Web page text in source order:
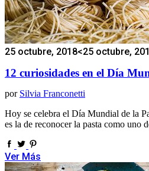
25 octubre, 2018<25 octubre,
12 curiosidades en el Día
por Silvia Franconetti
Hoy se celebra el Día Mundial de la
es la de reconocer la pasta como uno
Ver Más